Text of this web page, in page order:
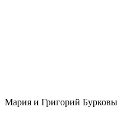
Мария и Григорий Бурковы